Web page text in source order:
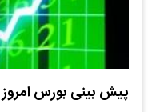
پیش بینی بورس امروز 5 آبان 1404